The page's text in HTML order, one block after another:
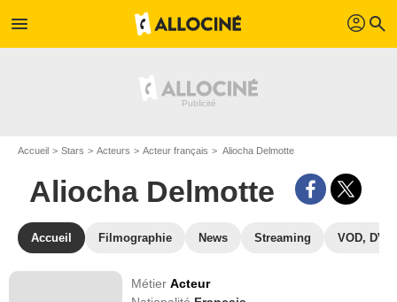
menu profil search
Accueil Stars Acteurs Acteur français Aliocha Delmotte
Aliocha Delmotte
Accueil Filmographie News Streaming VOD, DVD
MétierActeur